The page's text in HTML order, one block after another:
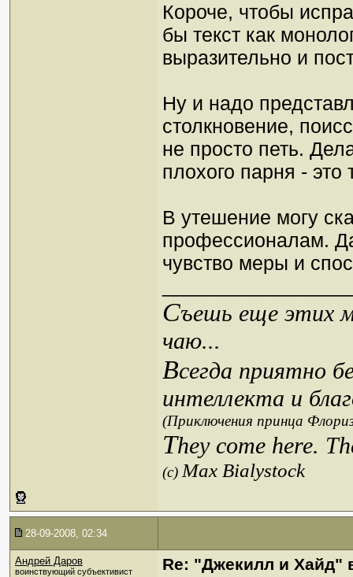
Короче, чтобы
бы текст как
выразительно и
Ну и надо
столкновение,
не просто петь.
плохого парня -
В утешение могу
профессионалам.
чувство меры и
Съешь еще этих
чаю...
Всегда приятно
интеллекта и
(Приключения принца
They come here.
(c)Max Bialystock
28-09-2008, 02:34
Андрей Даров
воинствующий субъективист
Re: "Джекилл и Хайд"